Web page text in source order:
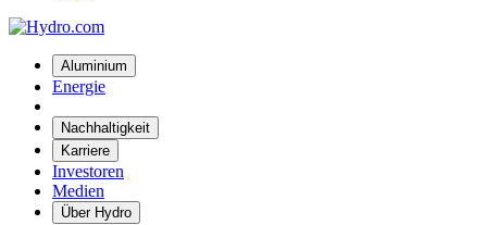
Aluminium
Energie
Nachhaltigkeit
Karriere
Investoren
Medien
Über Hydro